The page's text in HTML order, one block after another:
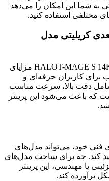
به شما این امکان را می‌دهد
مختلفی استفاده کنید.
کریلیتی مدل
استفاده از پرینتر 3D کریلیتی مدل HALOT-MAGE S 14K مزایای
برای کاربران حرفه‌ای و
شامل دقت بالا، سرعت مناسب
که باعث می‌شود این پرینتر
فنی خود، می‌تواند مدل‌های
کند. چه برای ساخت مدل‌های
یا مهندسی، این پرینتر
برآورده کند.